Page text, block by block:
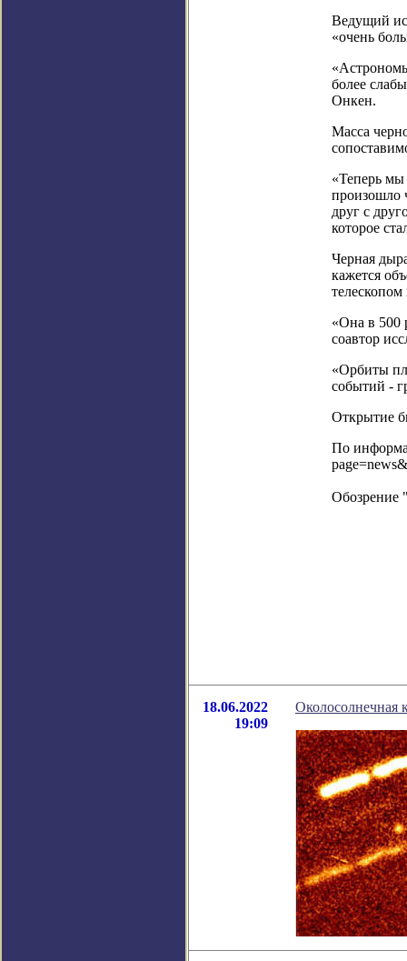
Ведущий
«очень
более
Онкен.
Масса
«Теперь мы
произошло
друг с
которое
Черная
кажется
«Она в 500
соавтор
«Орбиты
событий -
Открытие
По
Обозрение
18.06.2022
19:09
Околосолнечная